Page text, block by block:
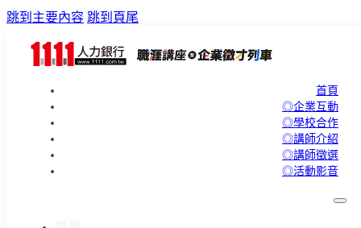
跳到主要內容 跳到頁尾
首頁
◎企業互動
◎學校合作
◎講師介紹
◎講師徵選
◎活動影音